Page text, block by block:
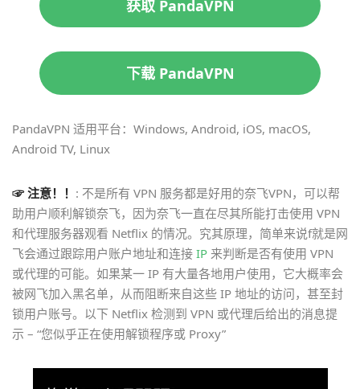
获取 PandaVPN
下载 PandaVPN
PandaVPN 适用平台：Windows, Android, iOS, macOS,
Android TV, Linux
☞ 注意！！ : 不是所有 VPN 服务都是好用的奈飞VPN，可以帮
助用户顺利解锁奈飞，因为奈飞一直在尽其所能打击使用 VPN
和代理服务器观看 Netflix 的情况。究其原理，简单来说f就是网
飞会通过跟踪用户账户地址和连接 IP 来判断是否有使用 VPN
或代理的可能。如果某一 IP 有大量各地用户使用，它大概率会
被网飞加入黑名单，从而阻断来自这些 IP 地址的访问，甚至封
锁用户账号。以下 Netflix 检测到 VPN 或代理后给出的消息提
示 – “您似乎正在使用解锁程序或 Proxy”